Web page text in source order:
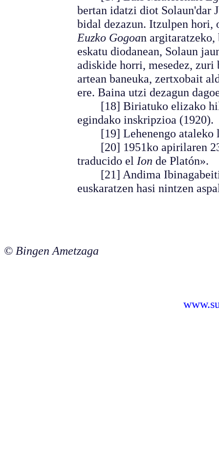
bertan idatzi diot Solaun'dar
bidal dezazun. Itzulpen
Euzko Gogoan
eskatu diodanean, Solaun
adiskide horri, mesedez,
artean baneuka, zertxobait
ere. Baina utzi dezagun
[18] Biriatuko elizako
egindako inskripzioa (1920).
[19] Lehenengo ataleko
[20] 1951ko apirilaren
traducido el Ion de Platón».
[21] Andima
euskaratzen hasi nintzen
© Bingen Ametzaga